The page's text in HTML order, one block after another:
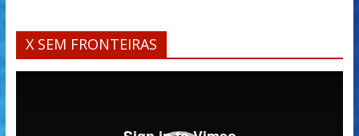
X SEM FRONTEIRAS